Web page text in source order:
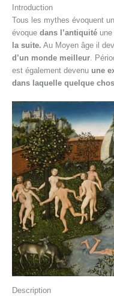
Introduction
Tous les mythes évoquent un
évoque dans l’antiquité
la suite. Au Moyen âge il
d’un monde meilleur .
est également devenu une
dans laquelle quelque
Description